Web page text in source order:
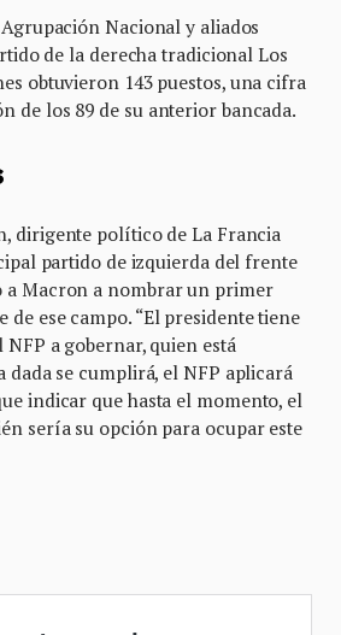
Nacional y aliados
de la derecha tradicional Los
obtuvieron 143 puestos, una cifra
de los 89 de su anterior bancada.
dirigente político de La Francia
partido de izquierda del frente
a Macron a nombrar un primer
ese campo. “El presidente tiene
a gobernar, quien está
dada se cumplirá, el NFP aplicará
indicar que hasta el momento, el
sería su opción para ocupar este